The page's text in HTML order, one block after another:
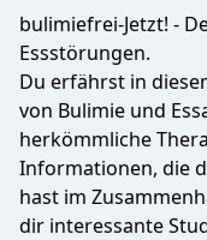
bulimiefrei-Jetzt! -
Essstörungen.
Du erfährst in
von Bulimie und
herkömmliche
Informationen, die
hast im
dir interessante